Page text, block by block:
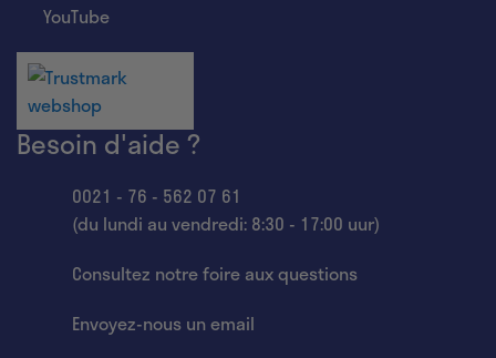
YouTube
Besoin d'aide ?
0021 - 76 - 562 07 61
(du lundi au vendredi: 8:30 - 17:00 uur)
Consultez notre foire aux questions
Envoyez-nous un email